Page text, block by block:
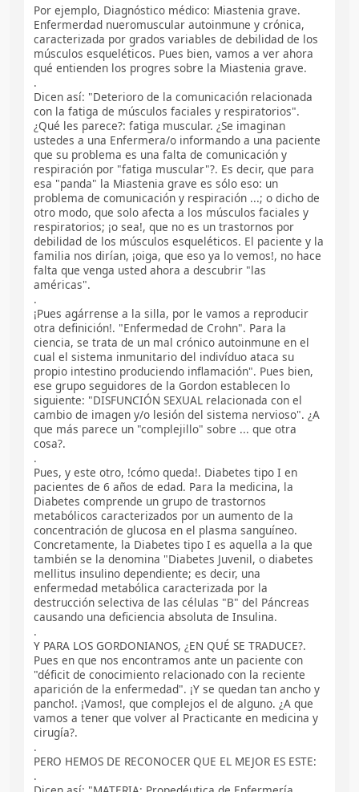
Por ejemplo, Diagnóstico médico: Miastenia grave.
Enfermerdad nueromuscular autoinmune y crónica,
caracterizada por grados variables de debilidad de los
músculos esqueléticos. Pues bien, vamos a ver ahora
qué entienden los progres sobre la Miastenia grave.
.
Dicen así: "Deterioro de la comunicación relacionada
con la fatiga de músculos faciales y respiratorios".
¿Qué les parece?: fatiga muscular. ¿Se imaginan
ustedes a una Enfermera/o informando a una paciente
que su problema es una falta de comunicación y
respiración por "fatiga muscular"?. Es decir, que para
esa "panda" la Miastenia grave es sólo eso: un
problema de comunicación y respiración ...; o dicho de
otro modo, que solo afecta a los músculos faciales y
respiratorios; ¡o sea!, que no es un trastornos por
debilidad de los músculos esqueléticos. El paciente y la
familia nos dirían, ¡oiga, que eso ya lo vemos!, no hace
falta que venga usted ahora a descubrir "las
américas".
.
¡Pues agárrense a la silla, por le vamos a reproducir
otra definición!. "Enfermedad de Crohn". Para la
ciencia, se trata de un mal crónico autoinmune en el
cual el sistema inmunitario del indivíduo ataca su
propio intestino produciendo inflamación". Pues bien,
ese grupo seguidores de la Gordon establecen lo
siguiente: "DISFUNCIÓN SEXUAL relacionada con el
cambio de imagen y/o lesión del sistema nervioso". ¿A
que más parece un "complejillo" sobre ... que otra
cosa?.
.
Pues, y este otro, !cómo queda!. Diabetes tipo I en
pacientes de 6 años de edad. Para la medicina, la
Diabetes comprende un grupo de trastornos
metabólicos caracterizados por un aumento de la
concentración de glucosa en el plasma sanguíneo.
Concretamente, la Diabetes tipo I es aquella a la que
también se la denomina "Diabetes Juvenil, o diabetes
mellitus insulino dependiente; es decir, una
enfermedad metabólica caracterizada por la
destrucción selectiva de las células "B" del Páncreas
causando una deficiencia absoluta de Insulina.
.
Y PARA LOS GORDONIANOS, ¿EN QUÉ SE TRADUCE?.
Pues en que nos encontramos ante un paciente con
"déficit de conocimiento relacionado con la reciente
aparición de la enfermedad". ¡Y se quedan tan ancho y
pancho!. ¡Vamos!, que complejos el de alguno. ¿A que
vamos a tener que volver al Practicante en medicina y
cirugía?.
.
PERO HEMOS DE RECONOCER QUE EL MEJOR ES ESTE:
.